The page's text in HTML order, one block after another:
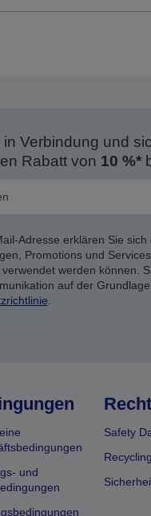
Verbindung und
Rabatt von 10 %*
Adresse erklären Sie
Promotions und
werden können.
auf der
.
und
Safety